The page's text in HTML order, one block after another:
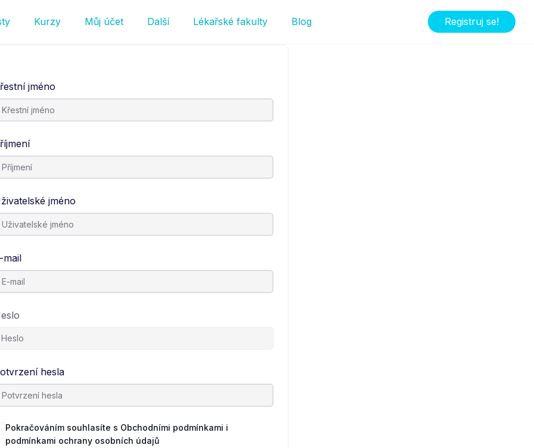
Kurzy Můj účet Další Lékařské fakulty Blog Registruj se!
jméno
jméno
mail
hesla
Pokračováním souhlasíte s Obchodními podmínkami i
podmínkami ochrany osobních údajů